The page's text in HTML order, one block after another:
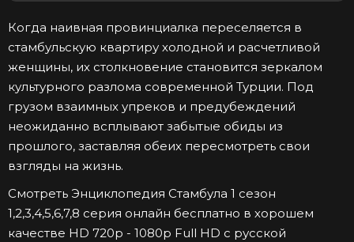
Когда наивная провинциалка переселяется в
стамбульскую квартиру холодной и расчетливой
женщины, их столкновение становится зеркалом
культурного разлома современной Турции. Под
грузом взаимных упреков и предубеждений
неожиданно всплывают забытые обиды из
прошлого, заставляя обеих пересмотреть свои
взгляды на жизнь.
Смотреть Энциклопедия Стамбула 1 сезон
1,2,3,4,5,6,7,8 серия онлайн бесплатно в хорошем
качестве HD 720p - 1080p Full HD с русской